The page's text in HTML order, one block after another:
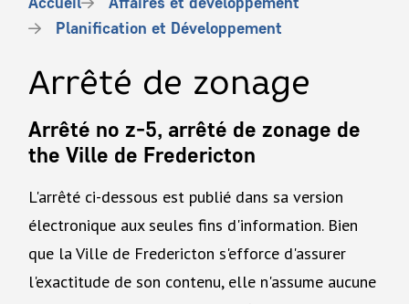
d'Ariane
Planification et Développement
Arrêté de zonage
Arrêté no z-5, arrêté de zonage de
the Ville de Fredericton
L'arrêté ci-dessous est publié dans sa version
électronique aux seules fins d'information. Bien
que la Ville de Fredericton s'efforce d'assurer
l'exactitude de son contenu, elle n'assume aucune